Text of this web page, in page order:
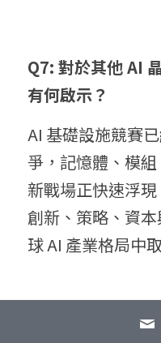
Q7: 對於其他 AI
有何啟示？
AI 基礎設施競賽
爭，記憶體、模
新戰場正快速浮
創新、策略、資
球 AI 產業格局中
閱讀更多的